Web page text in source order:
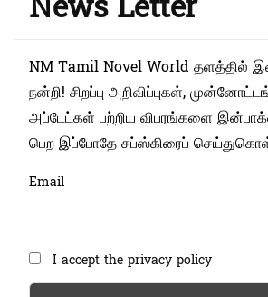
NM Tamil Novel World தளத்தில்
நன்றி! சிறப்பு அறிவிப்புகள்,
அப்டேட்கள் பற்றிய விபரங்களை
பெற இப்போதே சப்ஸ்கிரைப்
Email
I accept the privacy policy